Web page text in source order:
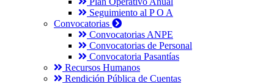
Seguimiento al P O A
Convocatorias
Convocatorias ANPE
Convocatorias de Personal
Convocatoria Pasantías
Recursos Humanos
Rendición Pública de Cuentas